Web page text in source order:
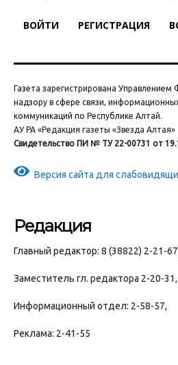
ВОЙТИ РЕГИСТРАЦИЯ
Газета зарегистрирована
надзору в сфере связи,
коммуникаций по Республике Алтай.
АУ РА «Редакция газеты «Звезда Алтая»
Свидетельство ПИ № ТУ 22-00731 от
Версия сайта для
Редакция
Главный редактор: 8 (38822) 2-21-
Заместитель гл. редактора 2-20-31,
Информационный отдел: 2-58-57,
Реклама: 2-41-55